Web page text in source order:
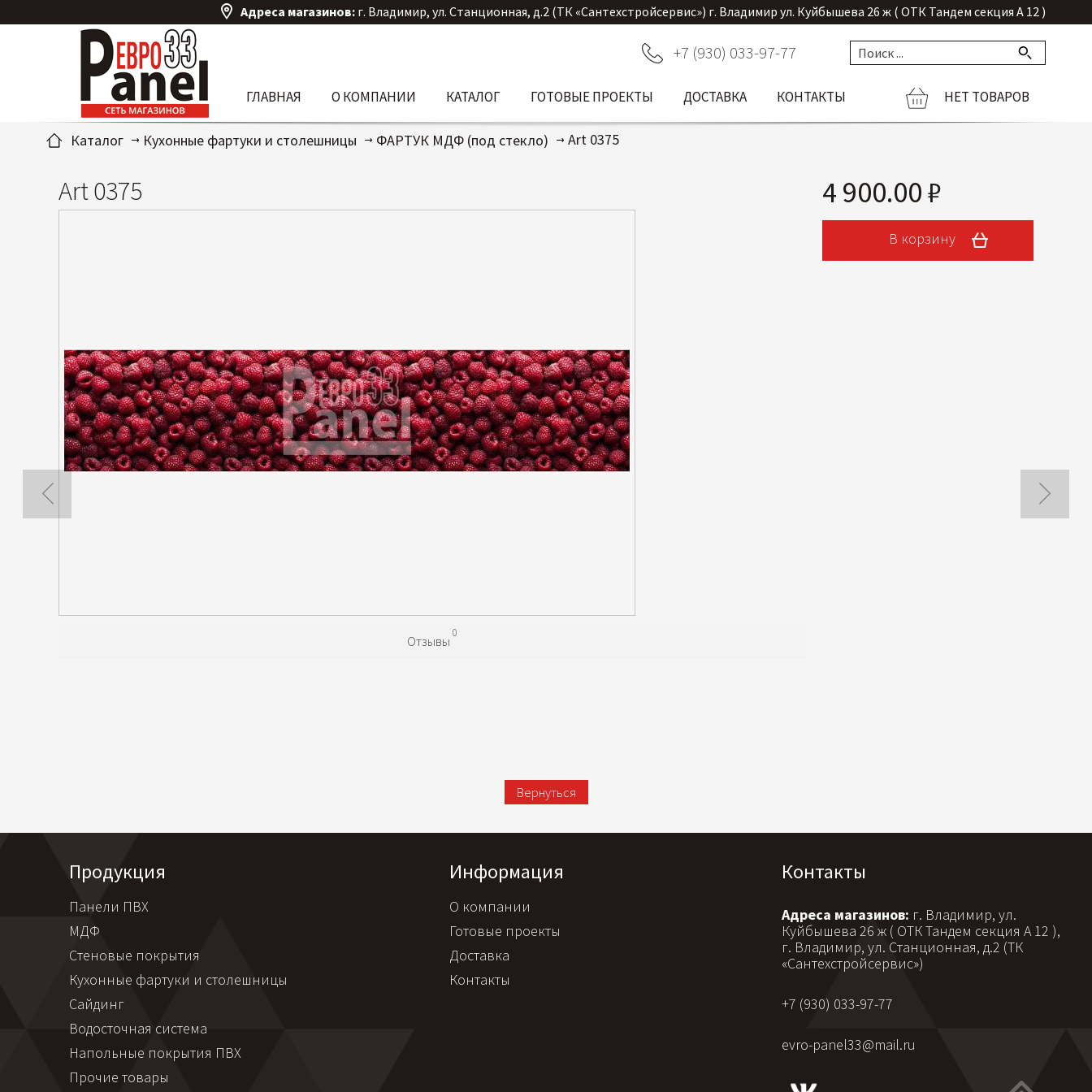
Адреса магазинов: г. Владимир, ул. Станционная, д.2 (ТК «Сантехстройсервис») г. Владимир ул. Куйбышева 26 ж ( ОТК Тандем секция А 12 )
+7 (930) 033-97-77
НЕТ ТОВАРОВ
ГЛАВНАЯ О КОМПАНИИ КАТАЛОГ ГОТОВЫЕ ПРОЕКТЫ ДОСТАВКА КОНТАКТЫ
Каталог Кухонные фартуки и столешницы ФАРТУК МДФ (под стекло) Art 0375
Art 0375 4 900.00 ₽
В корзину
Отзывы
0
Вернуться
Продукция
Панели ПВХ
МДФ
Стеновые покрытия
Кухонные фартуки и столешницы
Сайдинг
Водосточная система
Напольные покрытия ПВХ
Прочие товары
Информация
О компании
Готовые проекты
Доставка
Контакты
Контакты
Адреса магазинов: г. Владимир, ул.
Куйбышева 26 ж ( ОТК Тандем секция А 12 ),
г. Владимир, ул. Станционная, д.2 (ТК
«Сантехстройсервис»)
+7 (930) 033-97-77
evro-panel33@mail.ru